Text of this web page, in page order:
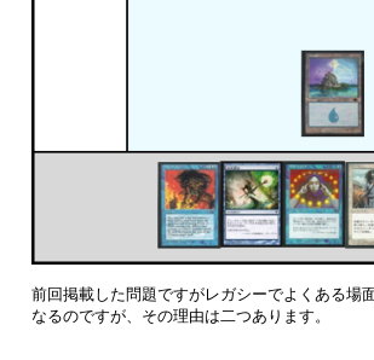
前回掲載した問題ですがレガシーでよくある場
なるのですが、その理由は二つあります。